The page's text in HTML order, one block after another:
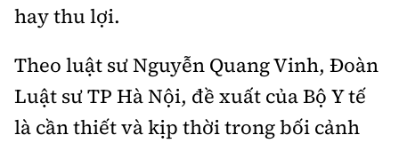
hay thu lợi.
Theo luật sư Nguyễn Quang Vinh, Đoàn
Luật sư TP Hà Nội, đề xuất của Bộ Y tế
là cần thiết và kịp thời trong bối cảnh